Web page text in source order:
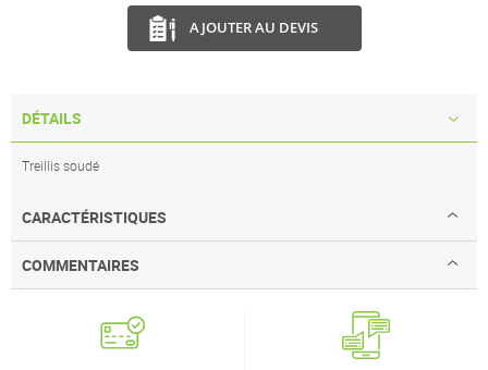
AJOUTER AU DEVIS
DÉTAILS
Treillis soudé
CARACTÉRISTIQUES
COMMENTAIRES